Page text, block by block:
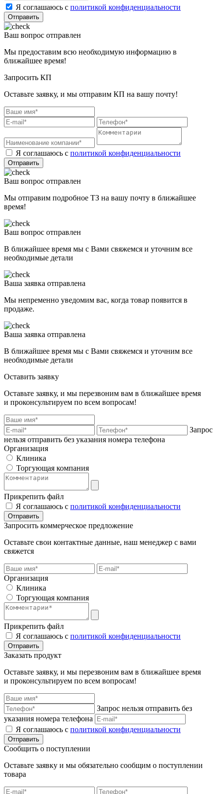
Я соглашаюсь с политикой конфиденциальности
Отправить
Ваш вопрос отправлен
Мы предоставим всю необходимую информацию в
ближайшее время!
Запросить КП
Оставьте заявку, и мы отправим КП на вашу почту!
Я соглашаюсь с политикой конфиденциальности
Отправить
Ваш вопрос отправлен
Мы отправим подробное ТЗ на вашу почту в ближайшее
время!
Ваш вопрос отправлен
В ближайшее время мы с Вами свяжемся и уточним все
необходимые детали
Ваша заявка отправлена
Мы непременно уведомим вас, когда товар появится в
продаже.
Ваша заявка отправлена
В ближайшее время мы с Вами свяжемся и уточним все
необходимые детали
Оставить заявку
Оставьте заявку, и мы перезвоним вам в ближайшее время
и проконсультируем по всем вопросам!
Запрос
нельзя отправить без указания номера телефона
Организация
Клиника
Торгующая компания
Прикрепить файл
Я соглашаюсь с политикой конфиденциальности
Отправить
Запросить коммерческое предложение
Оставьте свои контактные данные, наш менеджер с вами
свяжется
Организация
Клиника
Торгующая компания
Прикрепить файл
Я соглашаюсь с политикой конфиденциальности
Отправить
Заказать продукт
Оставьте заявку, и мы перезвоним вам в ближайшее время
и проконсультируем по всем вопросам!
Запрос нельзя отправить без
указания номера телефона
Я соглашаюсь с политикой конфиденциальности
Отправить
Сообщить о поступлении
Оставьте заявку и мы обязательно сообщим о поступлении
товара